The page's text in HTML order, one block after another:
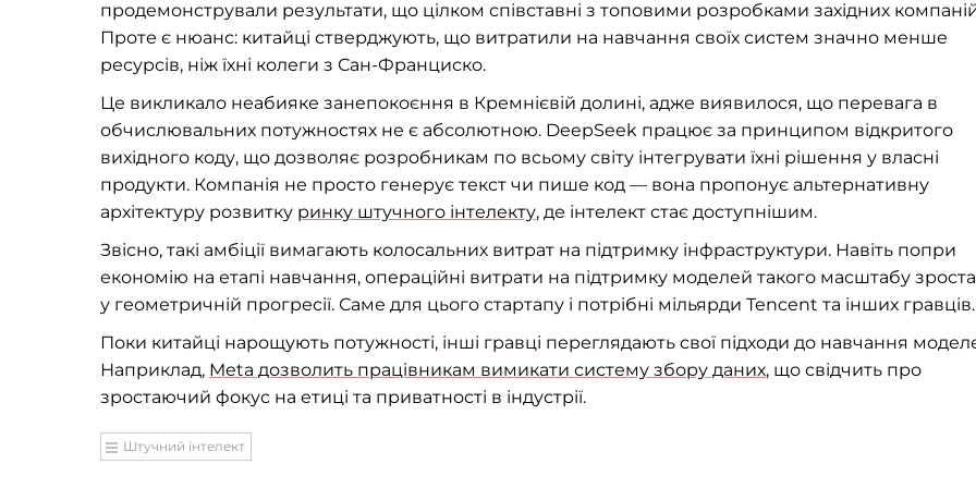
продемонстрували результати, що цілком співставні з топовими розробками західних
Проте є нюанс: китайці стверджують, що витратили на навчання своїх систем значно менше
ресурсів, ніж їхні колеги з Сан-Франциско.
Це викликало неабияке занепокоєння в Кремнієвій долині, адже виявилося, що перевага в
обчислювальних потужностях не є абсолютною. DeepSeek працює за принципом відкритого
вихідного коду, що дозволяє розробникам по всьому світу інтегрувати їхні рішення у власні
продукти. Компанія не просто генерує текст чи пише код — вона пропонує альтернативну
архітектуру розвитку ринку штучного інтелекту, де інтелект стає доступнішим.
Звісно, такі амбіції вимагають колосальних витрат на підтримку інфраструктури. Навіть попри
економію на етапі навчання, операційні витрати на підтримку моделей такого масштабу
у геометричній прогресії. Саме для цього стартапу і потрібні мільярди Tencent та інших гравців.
Поки китайці нарощують потужності, інші гравці переглядають свої підходи до навчання
Наприклад, Meta дозволить працівникам вимикати систему збору даних, що свідчить про
зростаючий фокус на етиці та приватності в індустрії.
Штучний інтелект